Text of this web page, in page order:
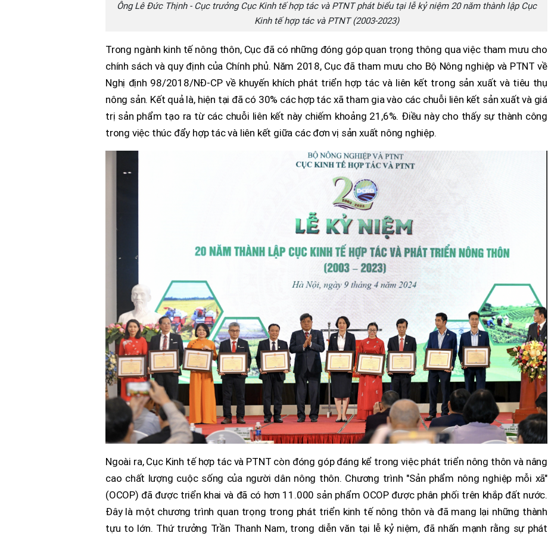
Ông Lê Đức Thịnh - Cục trưởng Cục Kinh tế hợp tác và PTNT phát biểu tại lễ kỷ niệm 20 năm thành lập Cục
Kinh tế hợp tác và PTNT (2003-2023)
Trong ngành kinh tế nông thôn, Cục đã có những đóng góp quan trọng thông qua việc tham mưu cho
chính sách và quy định của Chính phủ. Năm 2018, Cục đã tham mưu cho Bộ Nông nghiệp và PTNT về
Nghị định 98/2018/NĐ-CP về khuyến khích phát triển hợp tác và liên kết trong sản xuất và tiêu thụ
nông sản. Kết quả là, hiện tại đã có 30% các hợp tác xã tham gia vào các chuỗi liên kết sản xuất và giá
trị sản phẩm tạo ra từ các chuỗi liên kết này chiếm khoảng 21,6%. Điều này cho thấy sự thành công
trong việc thúc đẩy hợp tác và liên kết giữa các đơn vị sản xuất nông nghiệp.
Ngoài ra, Cục Kinh tế hợp tác và PTNT còn đóng góp đáng kể trong việc phát triển nông thôn và nâng
cao chất lượng cuộc sống của người dân nông thôn. Chương trình "Sản phẩm nông nghiệp mỗi xã"
(OCOP) đã được triển khai và đã có hơn 11.000 sản phẩm OCOP được phân phối trên khắp đất nước.
Đây là một chương trình quan trọng trong phát triển kinh tế nông thôn và đã mang lại những thành
tựu to lớn. Thứ trưởng Trần Thanh Nam, trong diễn văn tại lễ kỷ niệm, đã nhấn mạnh rằng sự phát